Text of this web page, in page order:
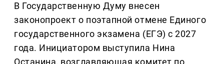
В Государственную Думу внесен
законопроект о поэтапной отмене Единого
государственного экзамена (ЕГЭ) с 2027
года. Инициатором выступила Нина
Останина, возглавляющая комитет по